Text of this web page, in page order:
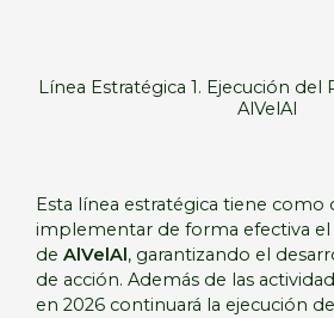
Línea Estratégica 1. Ejecución del
AlVelAl
Esta línea estratégica tiene como
implementar de forma efectiva el
de AlVelAl, garantizando el
de acción. Además de las
en 2026 continuará la ejecución